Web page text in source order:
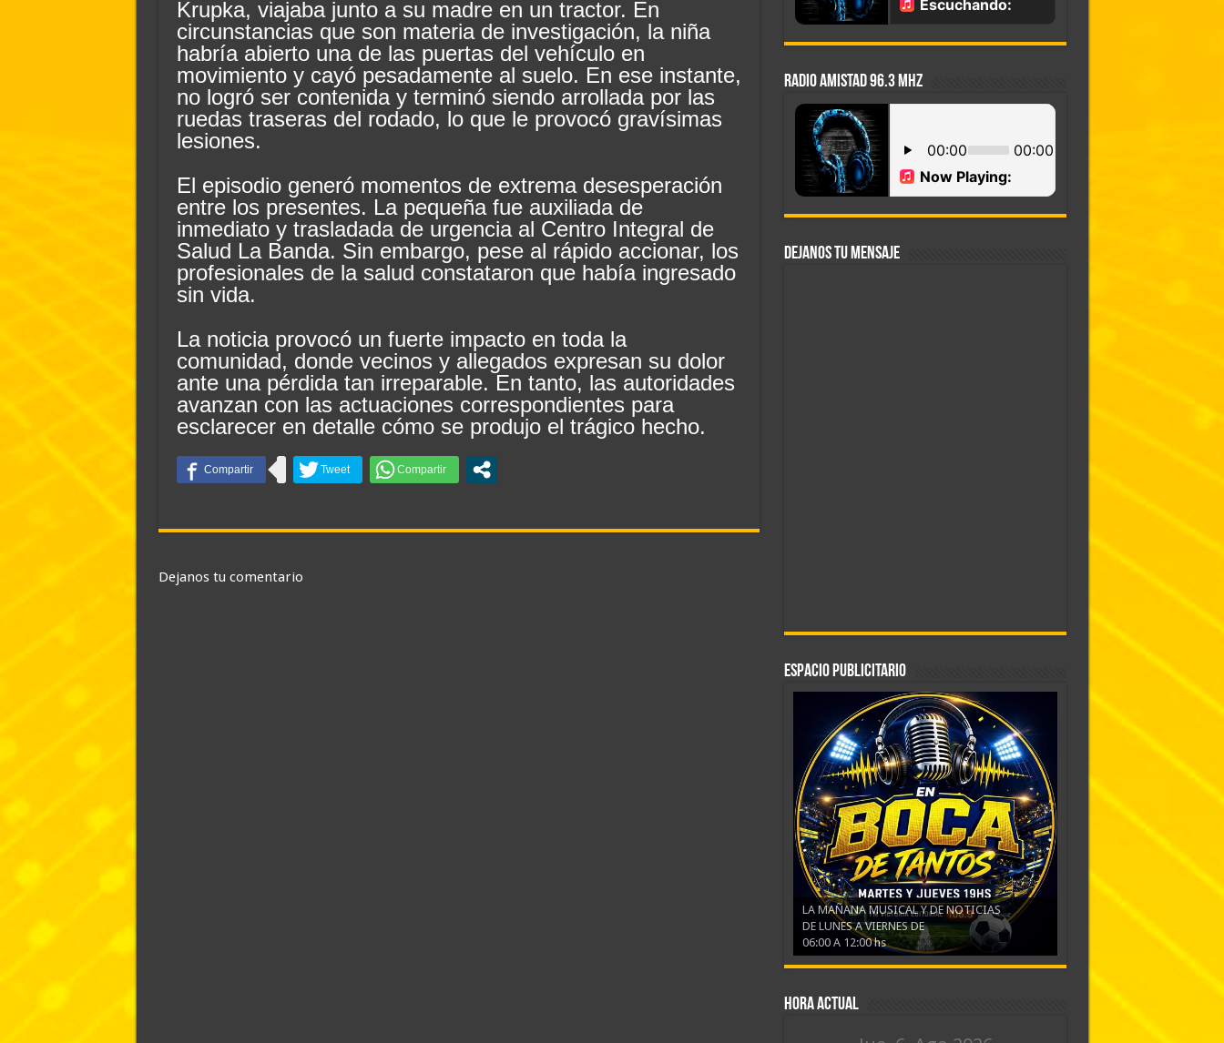
Krupka, viajaba junto a su madre en un tractor. En
circunstancias que son materia de investigación, la niña
habría abierto una de las puertas del vehículo en
movimiento y cayó pesadamente al suelo. En ese instante,
no logró ser contenida y terminó siendo arrollada por las
ruedas traseras del rodado, lo que le provocó gravísimas
lesiones.
El episodio generó momentos de extrema desesperación
entre los presentes. La pequeña fue auxiliada de
inmediato y trasladada de urgencia al Centro Integral de
Salud La Banda. Sin embargo, pese al rápido accionar, los
profesionales de la salud constataron que había ingresado
sin vida.
La noticia provocó un fuerte impacto en toda la
comunidad, donde vecinos y allegados expresan su dolor
ante una pérdida tan irreparable. En tanto, las autoridades
avanzan con las actuaciones correspondientes para
esclarecer en detalle cómo se produjo el trágico hecho.
Dejanos tu comentario
RADIO AMISTAD 96.3 MHZ
DEJANOS TU MENSAJE
ESPACIO PUBLICITARIO
LA MAÑANA MUSICAL Y DE NOTICIAS
DE LUNES A VIERNES DE
06:00 A 12:00 hs
Hora actual